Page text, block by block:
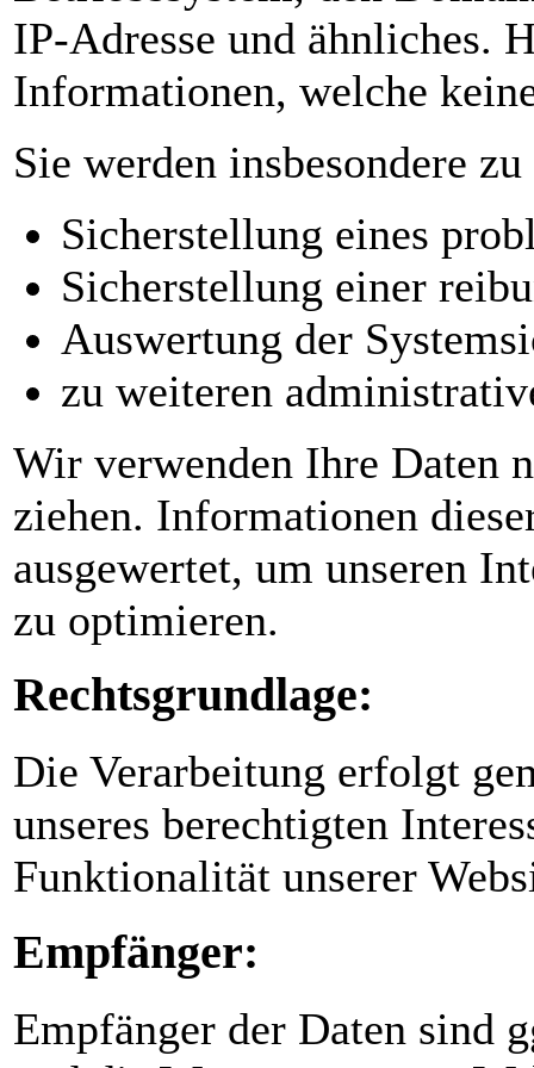
IP-Adresse und ähnliches.
Informationen, welche
Sie werden insbesondere
Sicherstellung eines
Sicherstellung einer
Auswertung der
zu weiteren
Wir verwenden Ihre Daten
ziehen. Informationen
ausgewertet, um unseren
zu optimieren.
Rechtsgrundlage:
Die Verarbeitung erfolgt
unseres berechtigten
Funktionalität unserer
Empfänger:
Empfänger der Daten sind